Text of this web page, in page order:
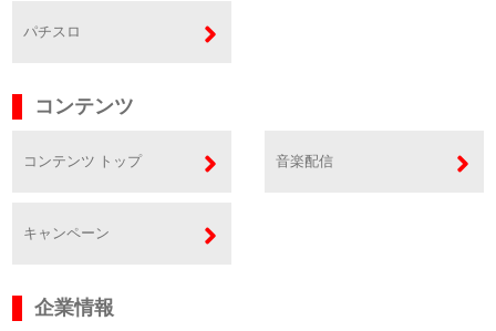
パチスロ
コンテンツ
コンテンツ トップ 音楽配信
キャンペーン
企業情報